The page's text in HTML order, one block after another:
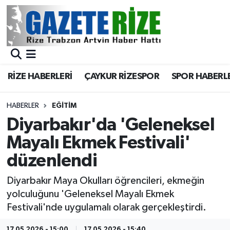
RİZE HABERLERİ ÇAYKUR RİZESPOR SPOR
HABERLER EĞİTİM
Diyarbakır'da 'Geleneksel
Mayalı Ekmek Festivali'
düzenlendi
Diyarbakır Maya Okulları öğrencileri, ekmeğin
yolculuğunu 'Geleneksel Mayalı Ekmek
Festivali'nde uygulamalı olarak gerçekleştirdi.
BÖLGEMİZ
Asayiş
Rize Jandarma Komutanlığı
Bilim Teknoloji
Advertising news
Merkez Nöbetçi Eczaneler
Merkez Trafik Yoğunluk Haritası
Süper Lig Puan Durumu ve Fikstür
Tüm Manşetler
Haber Arşivi